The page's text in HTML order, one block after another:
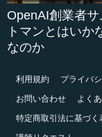
OpenAI創業者
トマンとはいか
なのか
利用規約
プライバ
お問い合わせ
よく
特定商取引法に基づく